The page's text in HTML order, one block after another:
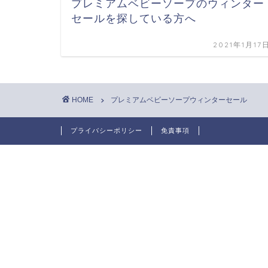
プレミアムベビーソープのウィンター
セールを探している方へ
2021年1月17
HOME プレミアムベビーソープウィンターセール
プライバシーポリシー 免責事項